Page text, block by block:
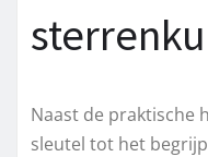
Naast de praktische
sleutel tot het